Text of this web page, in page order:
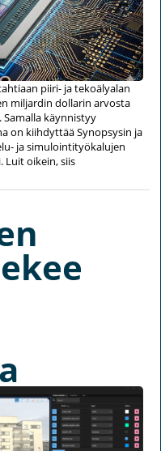
piiri- ja tekoälyalan
miljardin dollarin arvosta
Samalla käynnistyy
on kiihdyttää Synopsysin ja
ja simulointityökalujen
Luit oikein, siis